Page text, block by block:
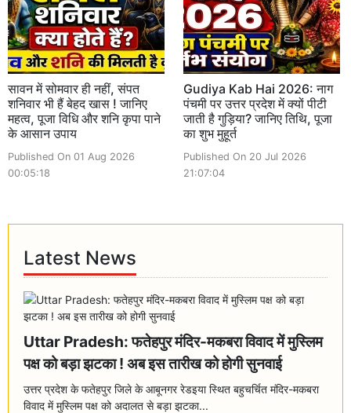
सावन में सोमवार ही नहीं, संपत
शनिवार भी हैं बेहद खास ! जानिए
महत्व, पूजा विधि और शनि कृपा पाने
के आसान उपाय
Published On 01 Aug 2026
00:05:18
Gudiya Kab Hai 2026: नाग
पंचमी पर उत्तर प्रदेश में क्यों पीटी
जाती है गुड़िया? जानिए तिथि, पूजा
का शुभ मुहूर्त
Published On 20 Jul 2026
21:07:04
Latest News
Uttar Pradesh: फतेहपुर मंदिर-मकबरा विवाद में मुस्लिम
पक्ष को बड़ा झटका ! अब इस तारीख को होगी सुनवाई
उत्तर प्रदेश के फतेहपुर जिले के आबूनगर रेडइया स्थित बहुचर्चित मंदिर-मकबरा
विवाद में मुस्लिम पक्ष को अदालत से बड़ा झटका...